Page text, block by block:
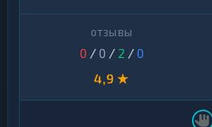
0 / 0 / 2 /0
4,9 ★